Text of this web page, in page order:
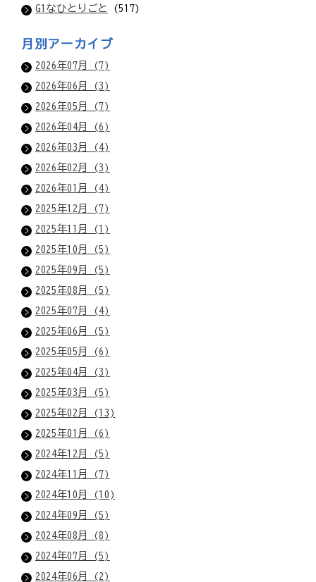
G1なひとりごと (517)
月別アーカイブ
2026年07月 (7)
2026年06月 (3)
2026年05月 (7)
2026年04月 (6)
2026年03月 (4)
2026年02月 (3)
2026年01月 (4)
2025年12月 (7)
2025年11月 (1)
2025年10月 (5)
2025年09月 (5)
2025年08月 (5)
2025年07月 (4)
2025年06月 (5)
2025年05月 (6)
2025年04月 (3)
2025年03月 (5)
2025年02月 (13)
2025年01月 (6)
2024年12月 (5)
2024年11月 (7)
2024年10月 (10)
2024年09月 (5)
2024年08月 (8)
2024年07月 (5)
2024年06月 (2)